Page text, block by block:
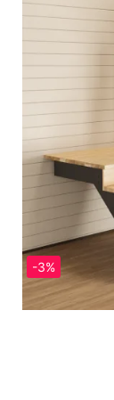
-3%